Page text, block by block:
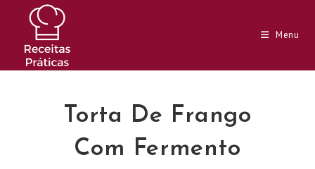
conteúdo
Menu
Torta De Frango
Com Fermento